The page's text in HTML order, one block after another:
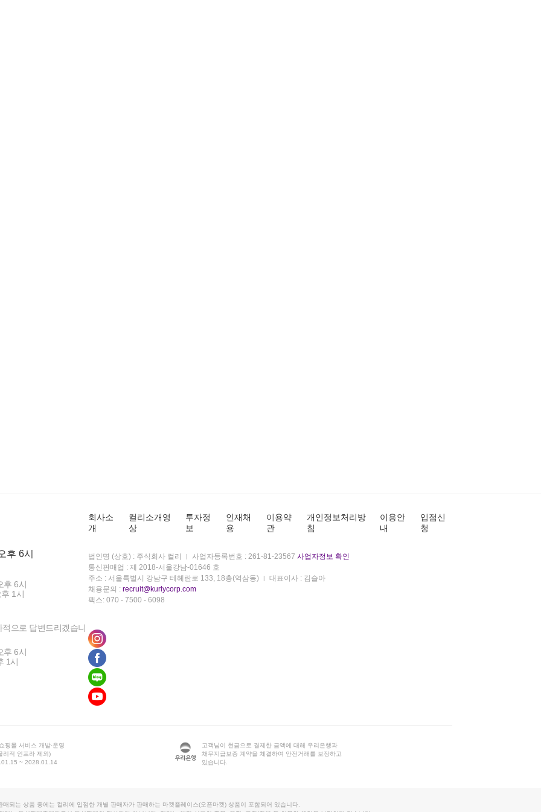
후 6시
후 6시
1시
으로 답변드리겠습니
후 6시
1시
회사소
개
컬리소개영
상
투자정
보
인재채
용
이용약
관
개인정보처리방
침
이용안
내
입점신
청
법인명 (상호) : 주식회사 컬리 사업자등록번호 : 261-81-23567 사업자정보 확인
통신판매업 : 제 2018-서울강남-01646 호
주소 : 서울특별시 강남구 테헤란로 133, 18층(역삼동)
대표이사 : 김슬아
채용문의 : recruit@kurlycorp.com
팩스: 070 - 7500 - 6098
핑몰 서비스 개발·운영
리적 인프라 제외)
~ 2028.01.14
고객님이 현금으로 결제한 금액에 대해 우리은행과
채무지급보증 계약을 체결하여 안전거래를 보장하고
있습니다.
매되는 상품 중에는 컬리에 입점한 개별 판매자가 판매하는 마켓플레이스(오픈마켓) 상품이 포함되어 있습니다.